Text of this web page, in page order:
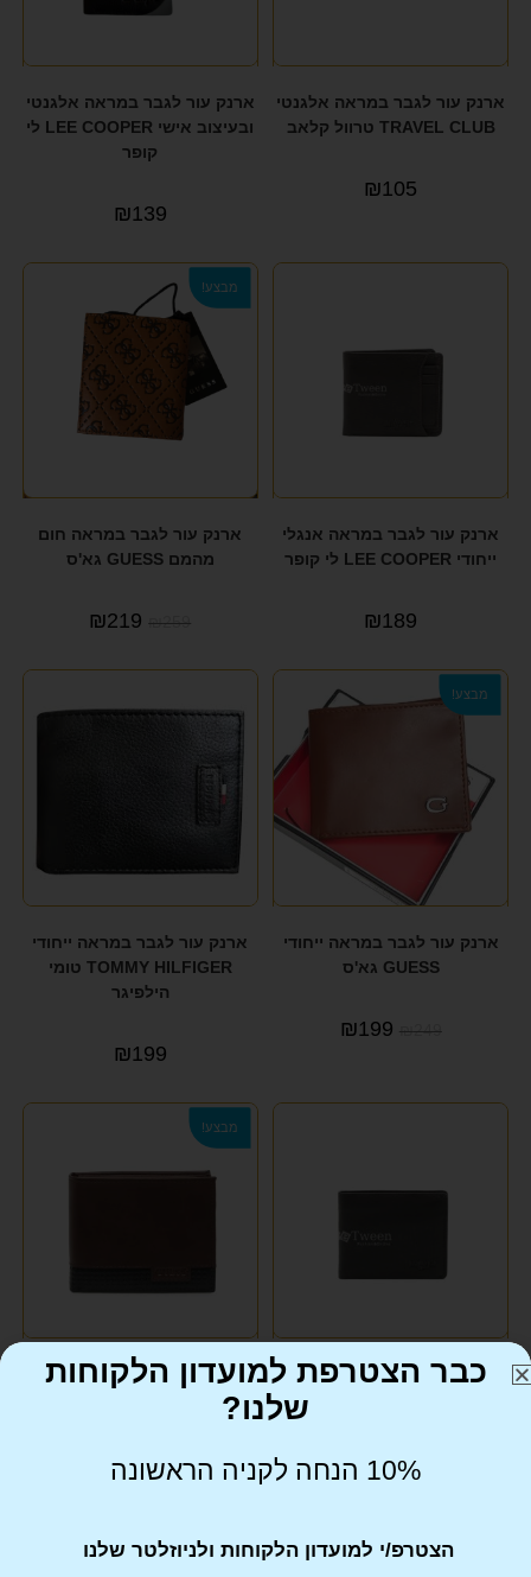
ארנק עור לגבר במראה אלגנטי
TRAVEL CLUB טרוול קלאב
₪105
ארנק עור לגבר במראה אלגנטי
ובעיצוב אישי LEE COOPER לי
קופר
₪139
ארנק עור לגבר במראה אנגלי
ייחודי LEE COOPER לי קופר
₪189
מבצע!
ארנק עור לגבר במראה חום
מהמם GUESS גא'ס
₪259
₪219
מבצע!
ארנק עור לגבר במראה ייחודי
GUESS גא'ס
₪249
₪199
ארנק עור לגבר במראה ייחודי
TOMMY HILFIGER טומי
הילפיגר
₪199
ארנק עור לגבר במראה מודרני
₪ 199
מבצע!
ארנק עור לגבר במראה מלהיב
₪249
199
כבר הצטרפת למועדון הלקוחות
שלנו?
10% הנחה לקניה הראשונה
הצטרפ/י למועדון הלקוחות ולניוזלטר שלנו